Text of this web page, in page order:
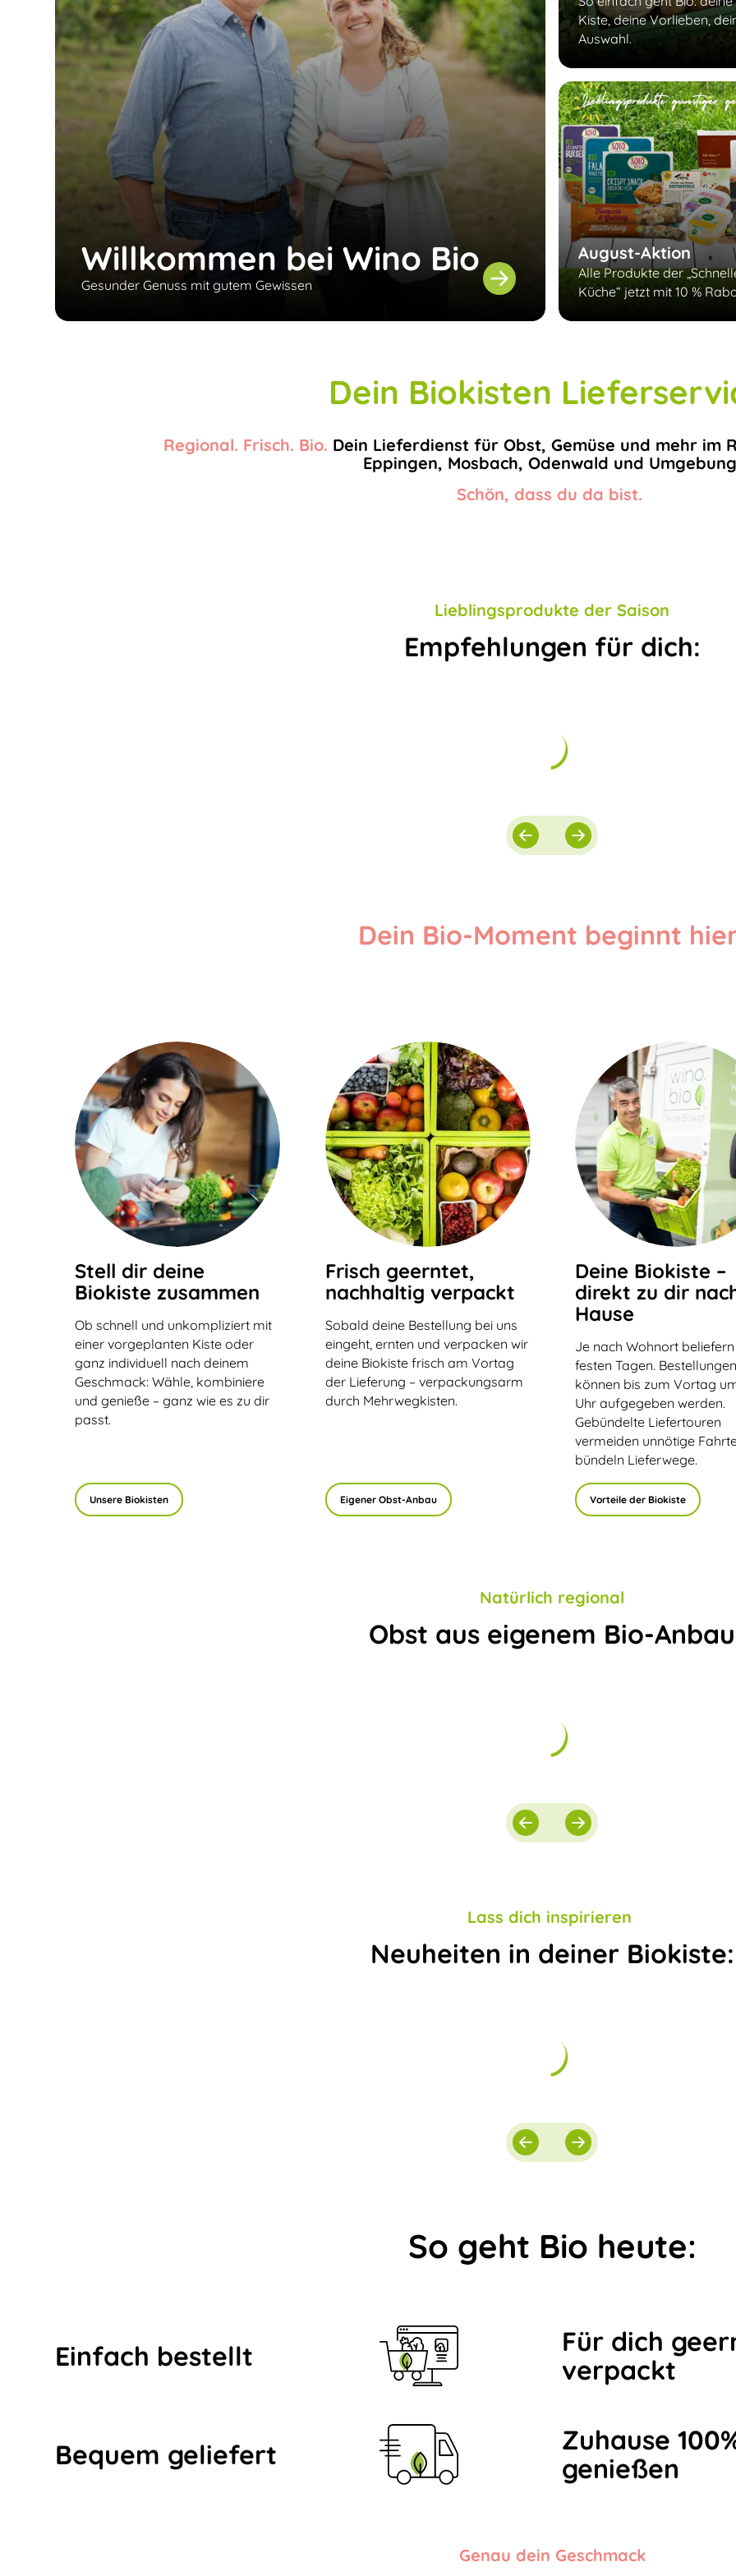
Willkommen bei Wino Bio
Gesunder Genuss mit gutem Gewissen
Kiste, deine Vorlieben,
Auswahl.
August-Aktion
Alle Produkte der
Küche“ jetzt mit 10 %
Dein Biokisten
Regional. Frisch. Bio. Dein Lieferdienst für Obst, Gemüse und mehr im
Eppingen, Mosbach, Odenwald und
Schön, dass du da bist.
Lieblingsprodukte der Saison
Empfehlungen für dich:
Dein Bio-Moment beginnt
Stell dir deine
Biokiste zusammen
Ob schnell und unkompliziert mit
einer vorgeplanten Kiste oder
ganz individuell nach deinem
Geschmack: Wähle, kombiniere
und genieße – ganz wie es zu dir
passt.
Unsere Biokisten
Frisch geerntet,
nachhaltig verpackt
Sobald deine Bestellung bei uns
eingeht, ernten und verpacken wir
deine Biokiste frisch am Vortag
der Lieferung – verpackungsarm
durch Mehrwegkisten.
Eigener Obst-Anbau
Deine Biokiste –
direkt zu dir
Hause
Je nach Wohnort
festen Tagen. Bestellungen
können bis zum Vortag
Uhr aufgegeben werden.
Gebündelte Liefertouren
vermeiden unnötige
bündeln Lieferwege.
Vorteile der Biokiste
Natürlich regional
Obst aus eigenem Bio-Anbau
Lass dich inspirieren
Neuheiten in deiner Biokiste:
So geht Bio heute:
Einfach bestellt
Für dich
verpackt
Bequem geliefert
Zuhause
genießen
Genau dein Geschmack